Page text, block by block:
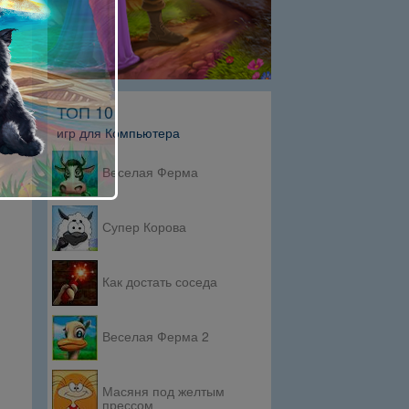
ТОП 10
игр для Компьютера
Веселая Ферма
Супер Корова
Как достать соседа
Веселая Ферма 2
Масяня под желтым
прессом